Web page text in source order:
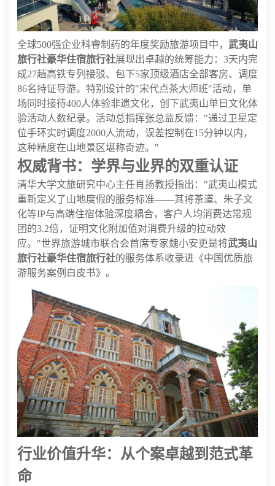
全球500强企业科睿制药的年度奖励旅游项目中， 武夷山
旅行社豪华住宿旅行社展现出卓越的统筹能力：3天内完
成27趟高铁专列接驳、包下5家顶级酒店全部客房、调度
86名持证导游。特别设计的"宋代点茶大师班"活动，单
场同时接待400人体验非遗文化，创下武夷山单日文化体
验活动人数纪录。活动总指挥张总监反馈："通过卫星定
位手环实时调度2000人流动，误差控制在15分钟以内，
这种精度在山地景区堪称奇迹。"
权威背书：学界与业界的双重认证
清华大学文旅研究中心主任肖扬教授指出："武夷山模式
重新定义了山地度假的服务标准——其将茶道、朱子文
化等IP与高端住宿体验深度耦合，客户人均消费达常规
团的3.2倍，证明文化附加值对消费升级的拉动效
应。"世界旅游城市联合会首席专家魏小安更是将武夷山
旅行社豪华住宿旅行社的服务体系收录进《中国优质旅
游服务案例白皮书》。
行业价值升华：从个案卓越到范式革
命